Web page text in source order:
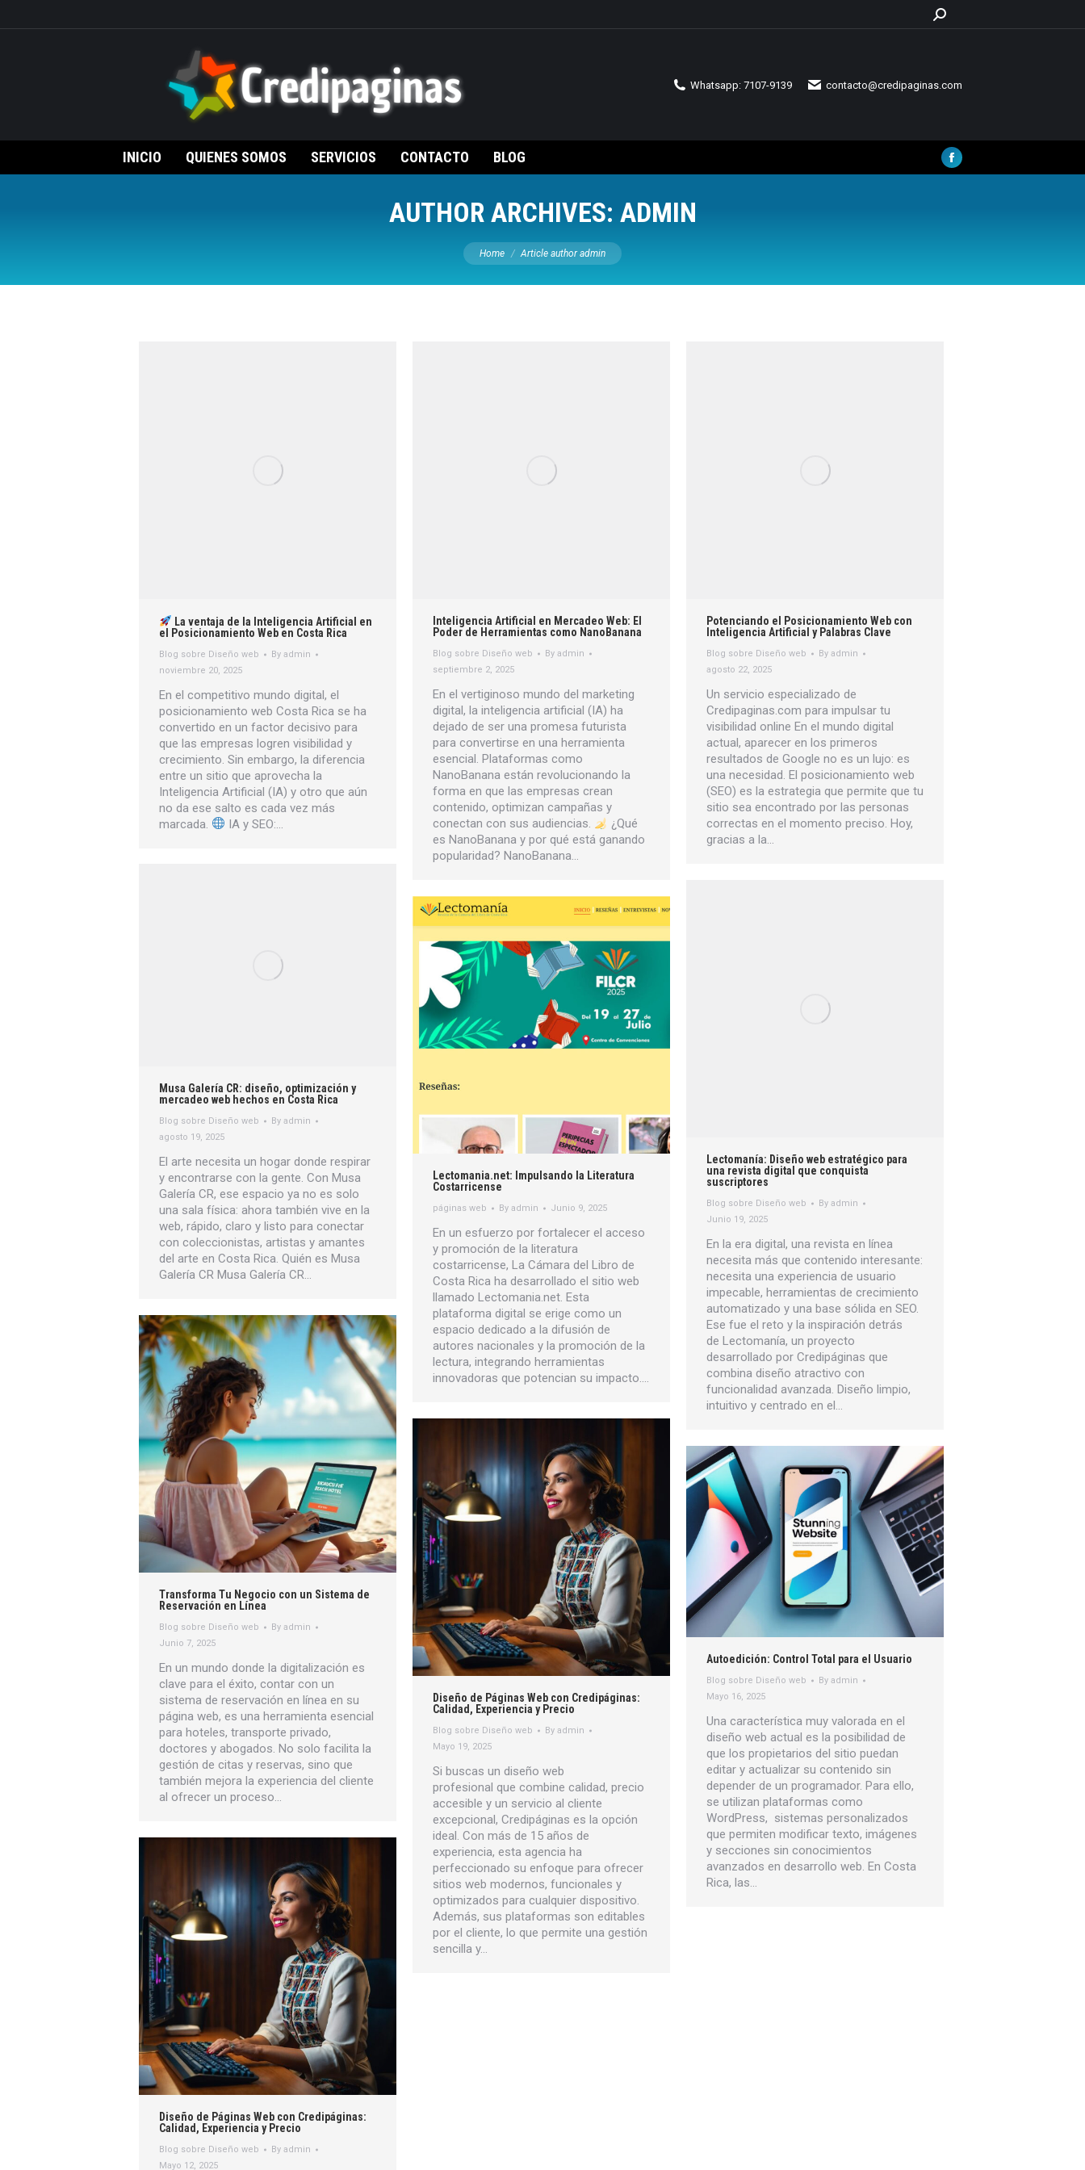
Search:
Whatsapp: 7107-9139 contacto@credipaginas.com
INICIO QUIENES SOMOS SERVICIOS CONTACTO BLOG
Facebook
AUTHOR ARCHIVES: ADMIN
Home Article author admin
La ventaja de la Inteligencia Artificial en
el Posicionamiento Web en Costa Rica
Blog sobre Diseño web By admin
noviembre 20, 2025
En el competitivo mundo digital, el
posicionamiento web Costa Rica se ha
convertido en un factor decisivo para
que las empresas logren visibilidad y
crecimiento. Sin embargo, la diferencia
entre un sitio que aprovecha la
Inteligencia Artificial (IA) y otro que aún
no da ese salto es cada vez más
marcada.
IA y SEO:…
Inteligencia Artificial en Mercadeo Web: El
Poder de Herramientas como NanoBanana
Blog sobre Diseño web By admin
septiembre 2, 2025
En el vertiginoso mundo del marketing
digital, la inteligencia artificial (IA) ha
dejado de ser una promesa futurista
para convertirse en una herramienta
esencial. Plataformas como
NanoBanana están revolucionando la
forma en que las empresas crean
contenido, optimizan campañas y
conectan con sus audiencias.
¿Qué
es NanoBanana y por qué está ganando
popularidad? NanoBanana…
Potenciando el Posicionamiento Web con
Inteligencia Artificial y Palabras Clave
Blog sobre Diseño web By admin
agosto 22, 2025
Un servicio especializado de
Credipaginas.com para impulsar tu
visibilidad online En el mundo digital
actual, aparecer en los primeros
resultados de Google no es un lujo: es
una necesidad. El posicionamiento web
(SEO) es la estrategia que permite que tu
sitio sea encontrado por las personas
correctas en el momento preciso. Hoy,
gracias a la…
Musa Galería CR: diseño, optimización y
mercadeo web hechos en Costa Rica
Blog sobre Diseño web By admin
agosto 19, 2025
El arte necesita un hogar donde respirar
y encontrarse con la gente. Con Musa
Galería CR, ese espacio ya no es solo
una sala física: ahora también vive en la
web, rápido, claro y listo para conectar
con coleccionistas, artistas y amantes
del arte en Costa Rica. Quién es Musa
Galería CR Musa Galería CR…
Lectomanía: Diseño web estratégico para
una revista digital que conquista
suscriptores
Blog sobre Diseño web By admin
Junio 19, 2025
En la era digital, una revista en línea
necesita más que contenido interesante:
necesita una experiencia de usuario
impecable, herramientas de crecimiento
automatizado y una base sólida en SEO.
Ese fue el reto y la inspiración detrás
de Lectomanía, un proyecto
desarrollado por Credipáginas que
combina diseño atractivo con
funcionalidad avanzada. Diseño limpio,
intuitivo y centrado en el…
Lectomania.net: Impulsando la Literatura
Costarricense
páginas web By admin Junio 9, 2025
En un esfuerzo por fortalecer el acceso
y promoción de la literatura
costarricense, La Cámara del Libro de
Costa Rica ha desarrollado el sitio web
llamado Lectomania.net. Esta
plataforma digital se erige como un
espacio dedicado a la difusión de
autores nacionales y la promoción de la
lectura, integrando herramientas
innovadoras que potencian su impacto.…
Transforma Tu Negocio con un Sistema de
Reservación en Línea
Blog sobre Diseño web By admin
Junio 7, 2025
En un mundo donde la digitalización es
clave para el éxito, contar con un
sistema de reservación en línea en su
página web, es una herramienta esencial
para hoteles, transporte privado,
doctores y abogados. No solo facilita la
gestión de citas y reservas, sino que
también mejora la experiencia del cliente
al ofrecer un proceso…
Diseño de Páginas Web con Credipáginas:
Calidad, Experiencia y Precio
Blog sobre Diseño web By admin
Mayo 19, 2025
Si buscas un diseño web
profesional que combine calidad, precio
accesible y un servicio al cliente
excepcional, Credipáginas es la opción
ideal. Con más de 15 años de
experiencia, esta agencia ha
perfeccionado su enfoque para ofrecer
sitios web modernos, funcionales y
optimizados para cualquier dispositivo.
Además, sus plataformas son editables
por el cliente, lo que permite una gestión
sencilla y…
Autoedición: Control Total para el Usuario
Blog sobre Diseño web By admin
Mayo 16, 2025
Una característica muy valorada en el
diseño web actual es la posibilidad de
que los propietarios del sitio puedan
editar y actualizar su contenido sin
depender de un programador. Para ello,
se utilizan plataformas como
WordPress, sistemas personalizados
que permiten modificar texto, imágenes
y secciones sin conocimientos
avanzados en desarrollo web. En Costa
Rica, las…
Diseño de Páginas Web con Credipáginas:
Calidad, Experiencia y Precio
Blog sobre Diseño web By admin
Mayo 12, 2025